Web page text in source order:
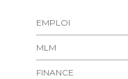
EMPLOI
MLM
FINANCE